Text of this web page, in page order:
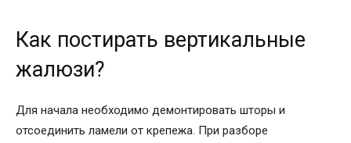
Как постирать вертикальные
жалюзи?
Для начала необходимо демонтировать шторы и
отсоединить ламели от крепежа. При разборе